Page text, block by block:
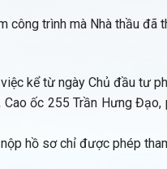
công trình mà Nhà thầu đã
kể từ ngày Chủ đầu tư
ốc 255 Trần Hưng Đạo,
hồ sơ chỉ được phép